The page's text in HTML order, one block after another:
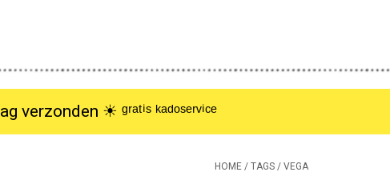
☀︎ ᵍʳᵃᵗⁱˢ ᵏᵃᵈᵒˢᵉʳᵛⁱᶜᵉ
HOME / TAGS / VEGA